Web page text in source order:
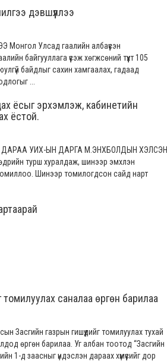
дэвшүүллээ
Улсад гаалийн албаүүсэн
байгууллага үүсэж хөгжсөний түүхт 105
байдлыг сахин хамгаалах, гадаад
...
ёсыг эрхэмлэж, кабинетийн
ёстой.
УИХ-ЫН ДАРГА М.ЭНХБОЛДЫН ХЭЛСЭН
турш хуралдаж, шинээр эмхлэн
Шинээр томилогдсон сайд нарт
саналаа өргөн барилаа
Засгийн газрын гишүүдийг томилуулах тухай
өргөн барилаа. Уг албан тоотод “Засгийн
1-д заасныг үндэслэн дараах хүмүүсийг дор